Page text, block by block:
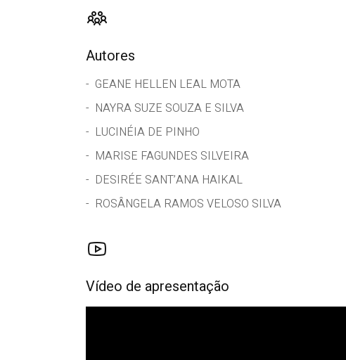
Autores
GEANE HELLEN LEAL MOTA
NAYRA SUZE SOUZA E SILVA
LUCINÉIA DE PINHO
MARISE FAGUNDES SILVEIRA
DESIRÉE SANT’ANA HAIKAL
ROSÂNGELA RAMOS VELOSO SILVA
Vídeo de apresentação